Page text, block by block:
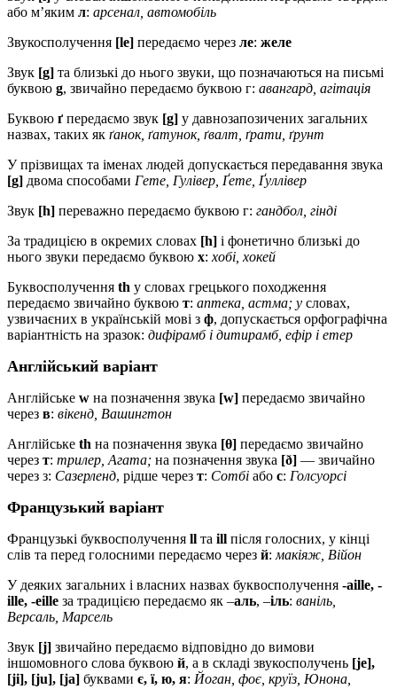
або м’яким л: арсенал, автомобіль
Звукосполучення [lе] передаємо через ле: желе
Звук [g] та близькі до нього звуки, що позначаються на письмі
буквою g, звичайно передаємо буквою г: авангард, агітація
Буквою ґ передаємо звук [g] у давнозапозичених загальних
назвах, таких як ґанок, ґатунок, ґвалт, ґрати, ґрунт
У прізвищах та іменах людей допускається передавання звука
[g] двома способами Гете, Гулівер, Ґете, Ґуллівер
Звук [h] переважно передаємо буквою г: гандбол, гінді
За традицією в окремих словах [h] і фонетично близькі до
нього звуки передаємо буквою х: хобі, хокей
Буквосполучення th у словах грецького походження
передаємо звичайно буквою т: аптека, астма; у словах,
узвичаєних в українській мові з ф, допускається орфографічна
варіантність на зразок: дифірамб і дитирамб, ефір і етер
Англійський варіант
Англійське w на позначення звука [w] передаємо звичайно
через в: вікенд, Вашингтон
Англійське th на позначення звука [θ] передаємо звичайно
через т: трилер, Агата; на позначення звука [ð] — звичайно
через з: Сазерленд, рідше через т: Сотбі або с: Голсуорсі
Французький варіант
Французькі буквосполучення ll та ill після голосних, у кінці
слів та перед голосними передаємо через й: макіяж, Війон
У деяких загальних і власних назвах буквосполучення -aille, -
ille, -eille за традицією передаємо як –аль, –іль: ваніль,
Версаль, Марсель
Звук [j] звичайно передаємо відповідно до вимови
іншомовного слова буквою й, а в складі звукосполучень [je],
[ji], [ju], [ja] буквами є, ї, ю, я: Йоган, фоє, круїз, Юнона,